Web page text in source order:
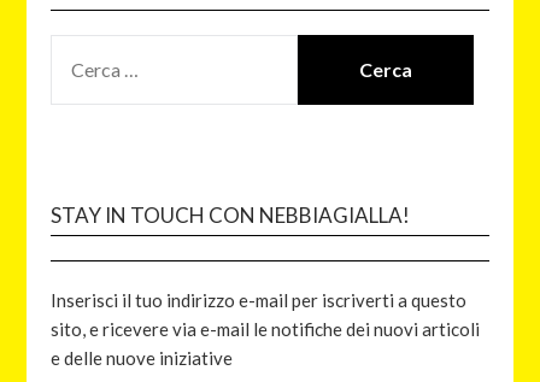
STAY IN TOUCH CON NEBBIAGIALLA!
Inserisci il tuo indirizzo e-mail per iscriverti a questo
sito, e ricevere via e-mail le notifiche dei nuovi articoli
e delle nuove iniziative